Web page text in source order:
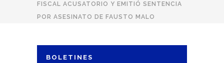
FISCAL ACUSATORIO Y EMITIÓ SENTENCIA
POR ASESINATO DE FAUSTO MALO
BOLETINES